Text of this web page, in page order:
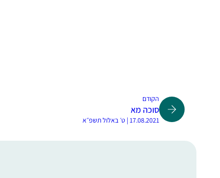
הקודם
סוכה מא
17.08.2021 | ט׳ באלול תשפ״א